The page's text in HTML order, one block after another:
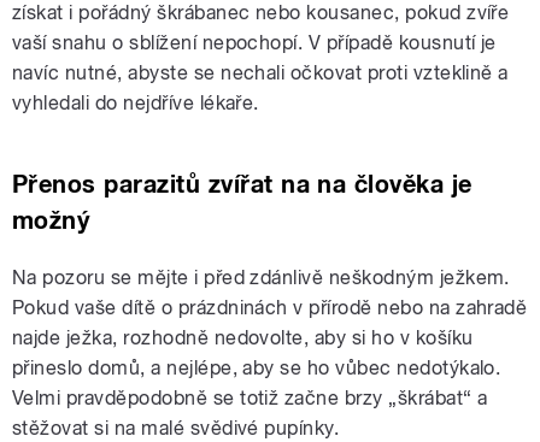
získat i pořádný škrábanec nebo kousanec, pokud zvíře
vaší snahu o sblížení nepochopí. V případě kousnutí je
navíc nutné, abyste se nechali očkovat proti vzteklině a
vyhledali do nejdříve lékaře.
Přenos parazitů zvířat na na člověka je
možný
Na pozoru se mějte i před zdánlivě neškodným ježkem.
Pokud vaše dítě o prázdninách v přírodě nebo na zahradě
najde ježka, rozhodně nedovolte, aby si ho v košíku
přineslo domů, a nejlépe, aby se ho vůbec nedotýkalo.
Velmi pravděpodobně se totiž začne brzy „škrábat“ a
stěžovat si na malé svědivé pupínky.